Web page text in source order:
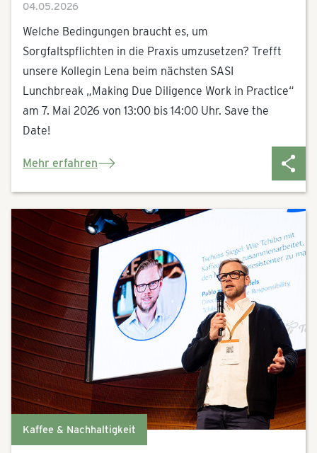
04.05.2026
Welche Bedingungen braucht es, um
Sorgfaltspflichten in die Praxis umzusetzen? Trefft
unsere Kollegin Lena beim nächsten SASI
Lunchbreak „Making Due Diligence Work in Practice“
am 7. Mai 2026 von 13:00 bis 14:00 Uhr. Save the
Date!
Mehr erfahren
Kaffee & Nachhaltigkeit